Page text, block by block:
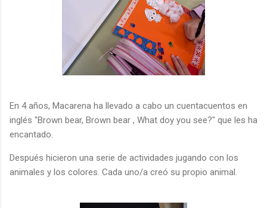
En 4 años, Macarena ha llevado a cabo un cuentacuentos en
inglés "Brown bear, Brown bear , What doy you see?" que les ha
encantado.
Después hicieron una serie de actividades jugando con los
animales y los colores. Cada uno/a creó su propio animal.